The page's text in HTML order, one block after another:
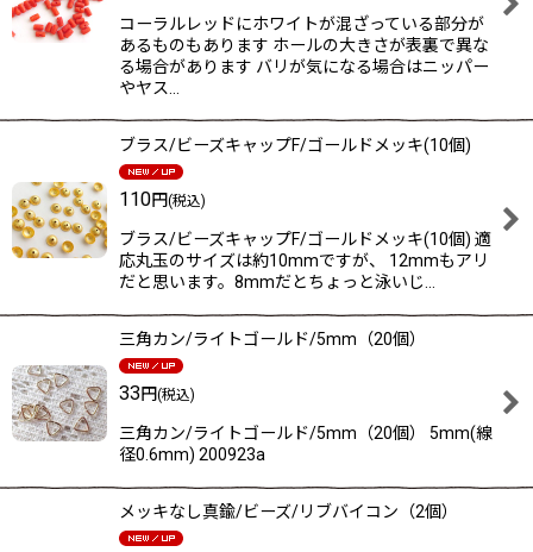
コーラルレッドにホワイトが混ざっている部分が
あるものもあります ホールの大きさが表裏で異な
る場合があります バリが気になる場合はニッパー
やヤス…
ブラス/ビーズキャップF/ゴールドメッキ(10個)
110円(税込)
ブラス/ビーズキャップF/ゴールドメッキ(10個) 適
応丸玉のサイズは約10mmですが、 12mmもアリ
だと思います。8mmだとちょっと泳いじ…
三角カン/ライトゴールド/5mm（20個）
33円(税込)
三角カン/ライトゴールド/5mm（20個） 5mm(線
径0.6mm) 200923a
メッキなし真鍮/ビーズ/リブバイコン（2個）